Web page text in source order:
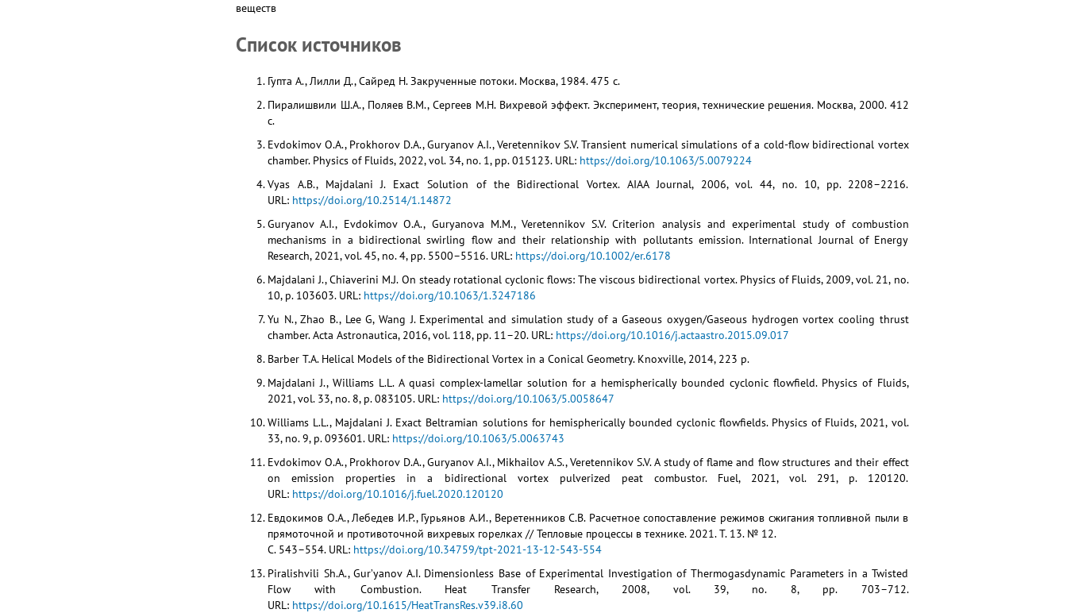
веществ
Список источников
Гупта А., Лилли Д., Сайред Н. Закрученные потоки. Москва, 1984. 475 с.
Пиралишвили Ш.А., Поляев В.М., Сергеев М.Н. Вихревой эффект. Эксперимент, теория, технические решения. Москва, 2000. 412
с.
Evdokimov O.A., Prokhorov D.A., Guryanov A.I., Veretennikov S.V. Transient numerical simulations of a cold-flow bidirectional vortex
chamber. Physics of Fluids, 2022, vol. 34, no. 1, pp. 015123. URL: https://doi.org/10.1063/5.0079224
Vyas A.B., Majdalani J. Exact Solution of the Bidirectional Vortex. AIAA Journal, 2006, vol. 44, no. 10, pp. 2208–2216.
URL: https://doi.org/10.2514/1.14872
Guryanov A.I., Evdokimov O.A., Guryanova M.M., Veretennikov S.V. Criterion analysis and experimental study of combustion
mechanisms in a bidirectional swirling flow and their relationship with pollutants emission. International Journal of Energy
Research, 2021, vol. 45, no. 4, pp. 5500–5516. URL: https://doi.org/10.1002/er.6178
Majdalani J., Chiaverini M.J. On steady rotational cyclonic flows: The viscous bidirectional vortex. Physics of Fluids, 2009, vol. 21, no.
10, p. 103603. URL: https://doi.org/10.1063/1.3247186
Yu N., Zhao B., Lee G, Wang J. Experimental and simulation study of a Gaseous oxygen/Gaseous hydrogen vortex cooling thrust
chamber. Acta Astronautica, 2016, vol. 118, pp. 11–20. URL: https://doi.org/10.1016/j.actaastro.2015.09.017
Barber T.A. Helical Models of the Bidirectional Vortex in a Conical Geometry. Knoxville, 2014, 223 p.
Majdalani J., Williams L.L. A quasi complex-lamellar solution for a hemispherically bounded cyclonic flowfield. Physics of Fluids,
2021, vol. 33, no. 8, p. 083105. URL: https://doi.org/10.1063/5.0058647
Williams L.L., Majdalani J. Exact Beltramian solutions for hemispherically bounded cyclonic flowfields. Physics of Fluids, 2021, vol.
33, no. 9, p. 093601. URL: https://doi.org/10.1063/5.0063743
Evdokimov O.A., Prokhorov D.A., Guryanov A.I., Mikhailov A.S., Veretennikov S.V. A study of flame and flow structures and their effect
on emission properties in a bidirectional vortex pulverized peat combustor. Fuel, 2021, vol. 291, p. 120120.
URL: https://doi.org/10.1016/j.fuel.2020.120120
Евдокимов О.А., Лебедев И.Р., Гурьянов А.И., Веретенников С.В. Расчетное сопоставление режимов сжигания топливной пыли в
прямоточной и противоточной вихревых горелках // Тепловые процессы в технике. 2021. Т. 13. № 12.
С. 543–554. URL: https://doi.org/10.34759/tpt-2021-13-12-543-554
Piralishvili Sh.A., Gur’yanov A.I. Dimensionless Base of Experimental Investigation of Thermogasdynamic Parameters in a Twisted
Flow with Combustion. Heat Transfer Research, 2008, vol. 39, no. 8, pp. 703–712.
URL: https://doi.org/10.1615/HeatTransRes.v39.i8.60